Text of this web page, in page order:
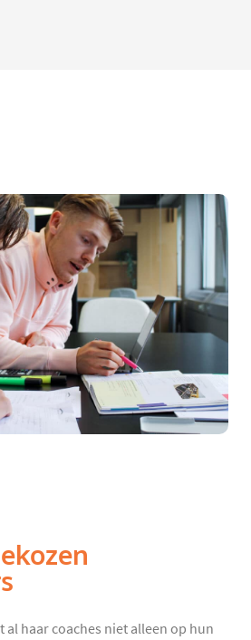
al haar coaches niet alleen op hun